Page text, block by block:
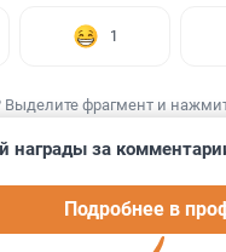
1
Выделите фрагмент и
9
награды за
Подробнее в